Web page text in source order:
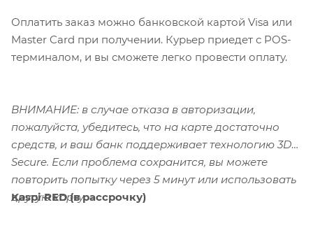
Оплатить заказ можно банковской картой Visa или
Master Card при получении. Курьер приедет с POS-
терминалом, и вы сможете легко провести оплату.
ВНИМАНИЕ: в случае отказа в авторизации,
пожалуйста, убедитесь, что на карте достаточно
средств, и ваш банк поддерживает технологию 3D-
Secure. Если проблема сохранится, вы можете
повторить попытку через 5 минут или использовать
другую карту.
Kaspi RED (в рассрочку)